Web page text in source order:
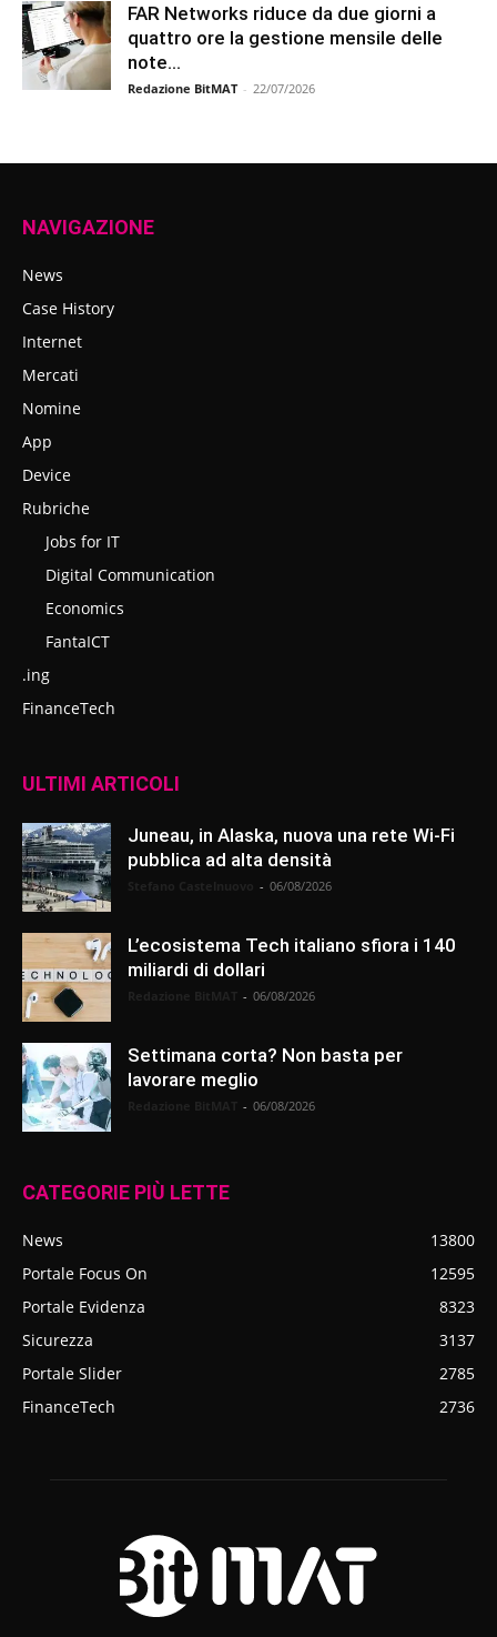
FAR Networks riduce da due giorni a
quattro ore la gestione mensile delle
note...
Redazione BitMAT - 22/07/2026
NAVIGAZIONE
News
Case History
Internet
Mercati
Nomine
App
Device
Rubriche
Jobs for IT
Digital Communication
Economics
FantaICT
.ing
FinanceTech
ULTIMI ARTICOLI
Juneau, in Alaska, nuova una rete Wi-Fi
pubblica ad alta densità
- 06/08/2026
L’ecosistema Tech italiano sfiora i 140
miliardi di dollari
- 06/08/2026
Settimana corta? Non basta per
lavorare meglio
- 06/08/2026
CATEGORIE PIÙ LETTE
News
13800
Portale Focus On
12595
Portale Evidenza
8323
Sicurezza
3137
Portale Slider
2785
FinanceTech
2736